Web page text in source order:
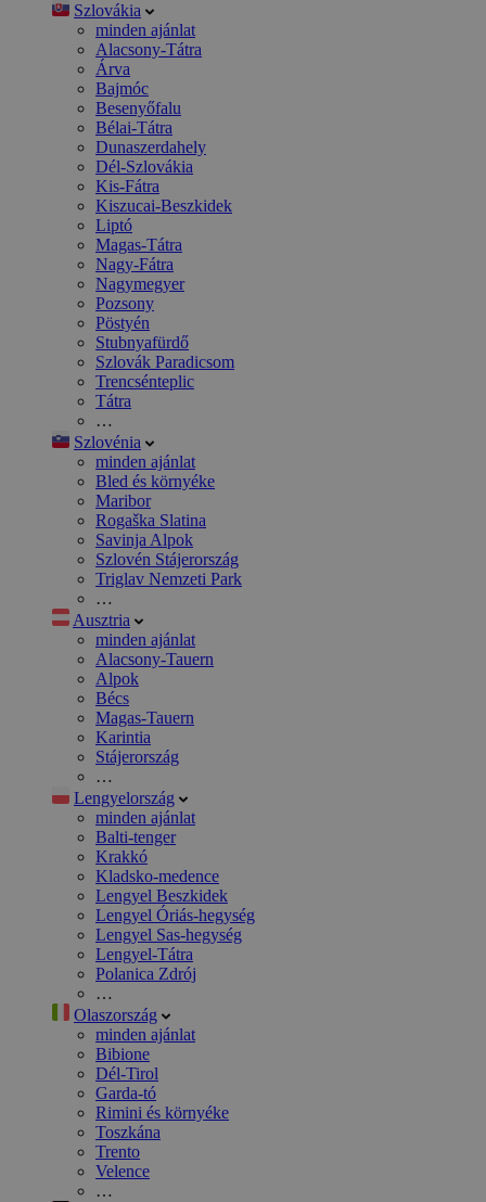
Szlovákia
minden ajánlat
Alacsony-Tátra
Árva
Bajmóc
Besenyőfalu
Bélai-Tátra
Dunaszerdahely
Dél-Szlovákia
Kis-Fátra
Kiszucai-Beszkidek
Liptó
Magas-Tátra
Nagy-Fátra
Nagymegyer
Pozsony
Pöstyén
Stubnyafürdő
Szlovák Paradicsom
Trencsénteplic
Tátra
…
Szlovénia
minden ajánlat
Bled és környéke
Maribor
Rogaška Slatina
Savinja Alpok
Szlovén Stájerország
Triglav Nemzeti Park
…
Ausztria
minden ajánlat
Alacsony-Tauern
Alpok
Bécs
Magas-Tauern
Karintia
Stájerország
…
Lengyelország
minden ajánlat
Balti-tenger
Krakkó
Kladsko-medence
Lengyel Beszkidek
Lengyel Óriás-hegység
Lengyel Sas-hegység
Lengyel-Tátra
Polanica Zdrój
…
Olaszország
minden ajánlat
Bibione
Dél-Tirol
Garda-tó
Rimini és környéke
Toszkána
Trento
Velence
…